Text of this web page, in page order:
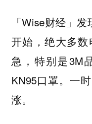
「Wise财经」
开始，绝大多
急，特别是3M
KN95口罩。一
涨。